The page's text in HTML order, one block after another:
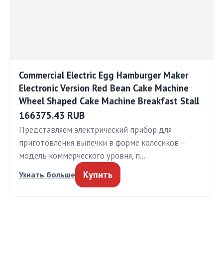
Commercial Electric Egg Hamburger Maker
Electronic Version Red Bean Cake Machine
Wheel Shaped Cake Machine Breakfast Stall
166375.43 RUB
Представляем электрический прибор для
приготовления выпечки в форме колёсиков –
модель коммерческого уровня, п…
Узнать больше Купить